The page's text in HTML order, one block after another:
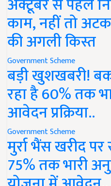
काम, नहीं तो
की अगली किस्त
Government Scheme
बड़ी खुशखबरी!
रहा है 60% तक
आवेदन प्रक्रिया..
Government Scheme
मुर्रा भैंस खरीद
75% तक भारी